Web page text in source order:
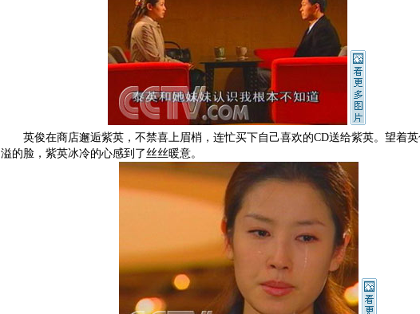
英俊在商店邂逅紫英，不禁喜上眉梢，连忙买下自己喜欢的CD送给紫英。望着英
溢的脸，紫英冰冷的心感到了丝丝暖意。